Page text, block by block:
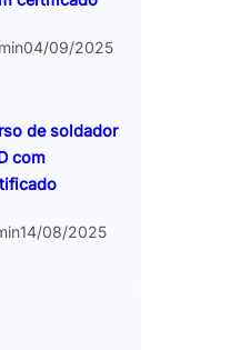
04/09/2025
de soldador
com
14/08/2025